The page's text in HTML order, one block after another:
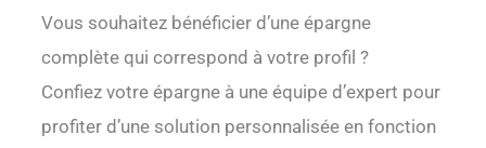
Vous souhaitez bénéficier d’une épargne
complète qui correspond à votre profil ?
Confiez votre épargne à une équipe d’expert pour
profiter d’une solution personnalisée en fonction